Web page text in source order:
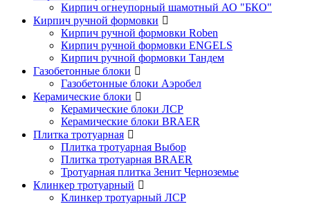
Кирпич огнеупорный шамотный АО "БКО"
Кирпич ручной формовки
Кирпич ручной формовки Roben
Кирпич ручной формовки ENGELS
Кирпич ручной формовки Тандем
Газобетонные блоки
Газобетонные блоки Аэробел
Керамические блоки
Керамические блоки ЛСР
Керамические блоки BRAER
Плитка тротуарная
Плитка тротуарная Выбор
Плитка тротуарная BRAER
Тротуарная плитка Зенит Черноземье
Клинкер тротуарный
Клинкер тротуарный ЛСР